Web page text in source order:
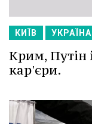
КИЇВ УКРАЇНА
Крим, Путін
кар'єри.